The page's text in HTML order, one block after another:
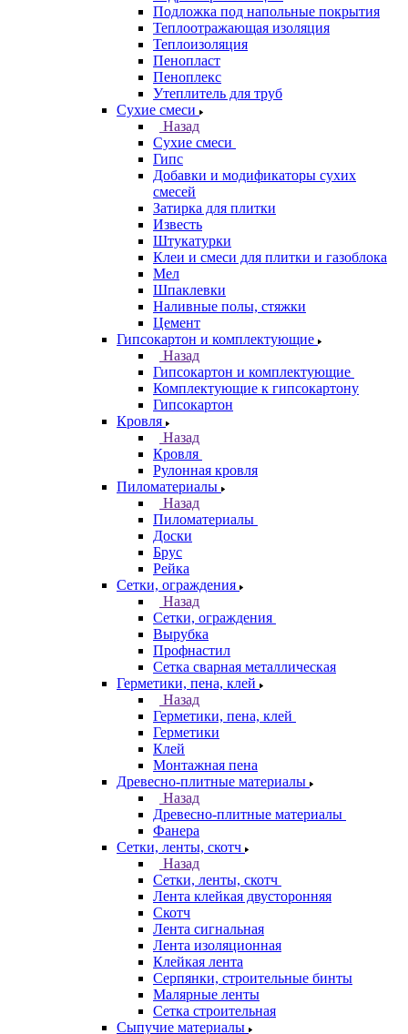
Подложка под напольные покрытия
Теплоотражающая изоляция
Теплоизоляция
Пенопласт
Пеноплекс
Утеплитель для труб
Сухие смеси
Назад
Сухие смеси
Гипс
Добавки и модификаторы сухих
смесей
Затирка для плитки
Известь
Штукатурки
Клеи и смеси для плитки и газоблока
Мел
Шпаклевки
Наливные полы, стяжки
Цемент
Гипсокартон и комплектующие
Назад
Гипсокартон и комплектующие
Комплектующие к гипсокартону
Гипсокартон
Кровля
Назад
Кровля
Рулонная кровля
Пиломатериалы
Назад
Пиломатериалы
Доски
Брус
Рейка
Сетки, ограждения
Назад
Сетки, ограждения
Вырубка
Профнастил
Сетка сварная металлическая
Герметики, пена, клей
Назад
Герметики, пена, клей
Герметики
Клей
Монтажная пена
Древесно-плитные материалы
Назад
Древесно-плитные материалы
Фанера
Сетки, ленты, скотч
Назад
Сетки, ленты, скотч
Лента клейкая двусторонняя
Скотч
Лента сигнальная
Лента изоляционная
Клейкая лента
Серпянки, строительные бинты
Малярные ленты
Сетка строительная
Сыпучие материалы